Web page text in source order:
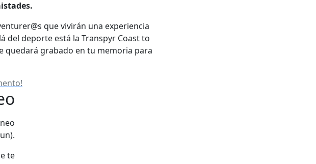
que vivirán una experiencia
del deporte está la Transpyr Coast to
quedará grabado en tu memoria para
te